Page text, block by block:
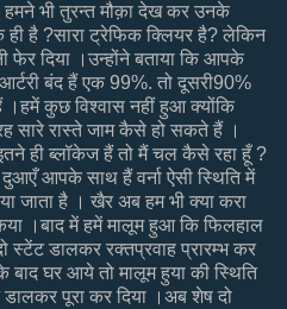
भी तुरन्त मौक़ा देख कर उनके
है ?सारा ट्रेफिक क्लियर है? लेकिन
फेर दिया ।उन्होंने बताया कि आपके
बंद हैं एक 99%. तो दूसरी90%
।हमें कुछ विश्वास नहीं हुआ क्योंकि
सारे रास्ते जाम कैसे हो सकते हैं ।
ही ब्लॉकेज हैं तो मैं चल कैसे रहा हूँ ?
आपके साथ हैं वर्ना ऐसी स्थिति में
जाता है । खैर अब हम भी क्या करा
।बाद में हमें मालूम हुआ कि फिलहाल
स्टेंट डालकर रक्तप्रवाह प्रारम्भ कर
बाद घर आये तो मालूम हुया की स्थिति
डालकर पूरा कर दिया ।अब शेष दो